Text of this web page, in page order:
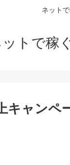
ネット
トで稼
キャンペ